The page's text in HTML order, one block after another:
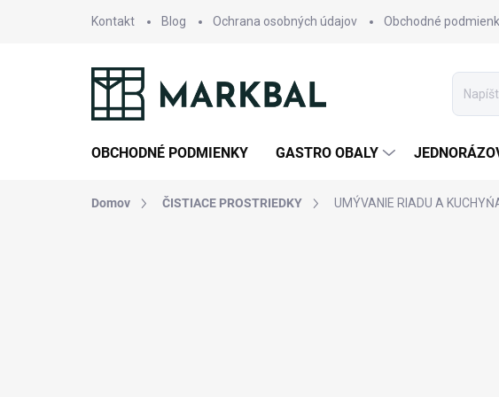
Kontakt Blog Ochrana osobných údajov Obchodné
OBCHODNÉ PODMIENKY GASTRO OBALY
Domov ČISTIACE PROSTRIEDKY UMÝVANIE RIADU A